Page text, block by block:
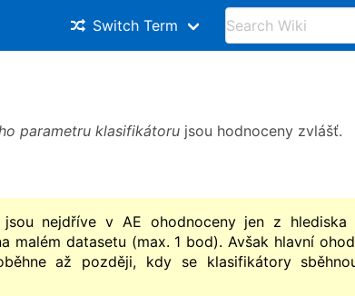
Switch Term
parametru klasifikátoru jsou hodnoceny zvlášť.
jsou nejdříve v AE ohodnoceny jen z hlediska
malém datasetu (max. 1 bod). Avšak hlavní
až později, kdy se klasifikátory